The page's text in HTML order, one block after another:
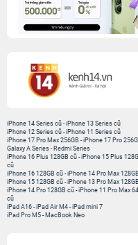
iPhone 14 Series cũ -iPhone 13 Series cũ
iPhone 12 Series cũ -iPhone 11 Series cũ
iPhone 17 Pro Max 256GB -iPhone 17 Pro
Galaxy A Series - Redmi Series
iPhone 16 Plus 128GB cũ -iPhone 15 Plus
cũ
iPhone 16 128GB cũ -iPhone 14 Pro Max
iPhone 15 128GB cũ -iPhone 13 Pro Max
iPhone 14 Pro 128GB cũ -iPhone 11 Pro Max
cũ
iPad A16 -iPad Air M4 -iPad mini 7
iPad Pro M5 - MacBook Neo